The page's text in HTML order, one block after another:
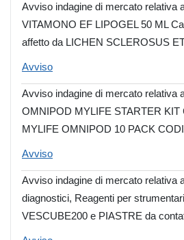
Avviso indagine di mercato relativa
VITAMONO EF LIPOGEL 50 ML
affetto da LICHEN SCLEROSUS
Avviso
Avviso indagine di mercato relativa
OMNIPOD MYLIFE STARTER KIT
MYLIFE OMNIPOD 10 PACK
Avviso
Avviso indagine di mercato relativa
diagnostici, Reagenti per
VESCUBE200 e PIASTRE da